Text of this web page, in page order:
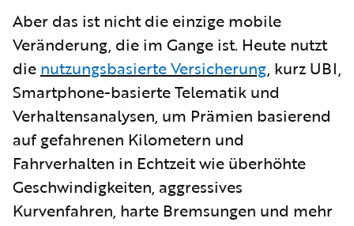
Aber das ist nicht die einzige mobile
Veränderung, die im Gange ist. Heute nutzt
die nutzungsbasierte Versicherung, kurz UBI,
Smartphone-basierte Telematik und
Verhaltensanalysen, um Prämien basierend
auf gefahrenen Kilometern und
Fahrverhalten in Echtzeit wie überhöhte
Geschwindigkeiten, aggressives
Kurvenfahren, harte Bremsungen und mehr